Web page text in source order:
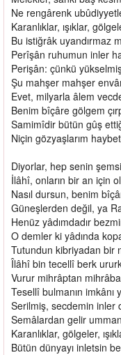
Ne rengârenk
Karanlıklar, ışıklar,
Bu istiğrâk uyandırmaz
Perîşân ruhumun inler
Perişân: çünkü
Şu mahşer mahşer
Evet, milyarla âlem
Benim bîçâre gölgem
Samimîdir bütün gûş
Niçin gözyaşlarım
Diyorlar, hep senin
İlâhî, onların bir an için
Nasıl dursun, benim
Güneşlerden değil, ya
Henüz yâdımdadır
O demler ki yâdında
Tutundun kibriyadan bir
Îlâhî bin tecellî berk
Vurur mihrâptan
Tesellî bulmanın imkânı
Serilmiş, secdemin inler
Semâlardan gelir
Karanlıklar, gölgeler,
Bütün dünyayı inletsin